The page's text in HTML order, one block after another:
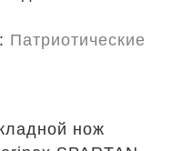
Патриотические